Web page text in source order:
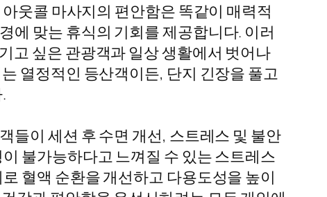
웃콜 마사지의 편안함은 똑같이 매력적
에 맞는 휴식의 기회를 제공합니다. 이러
고 싶은 관광객과 일상 생활에서 벗어나
열정적인 등산객이든, 단지 긴장을 풀고
들이 세션 후 수면 개선, 스트레스 및 불안
불가능하다고 느껴질 수 있는 스트레스
혈액 순환을 개선하고 다용도성을 높이